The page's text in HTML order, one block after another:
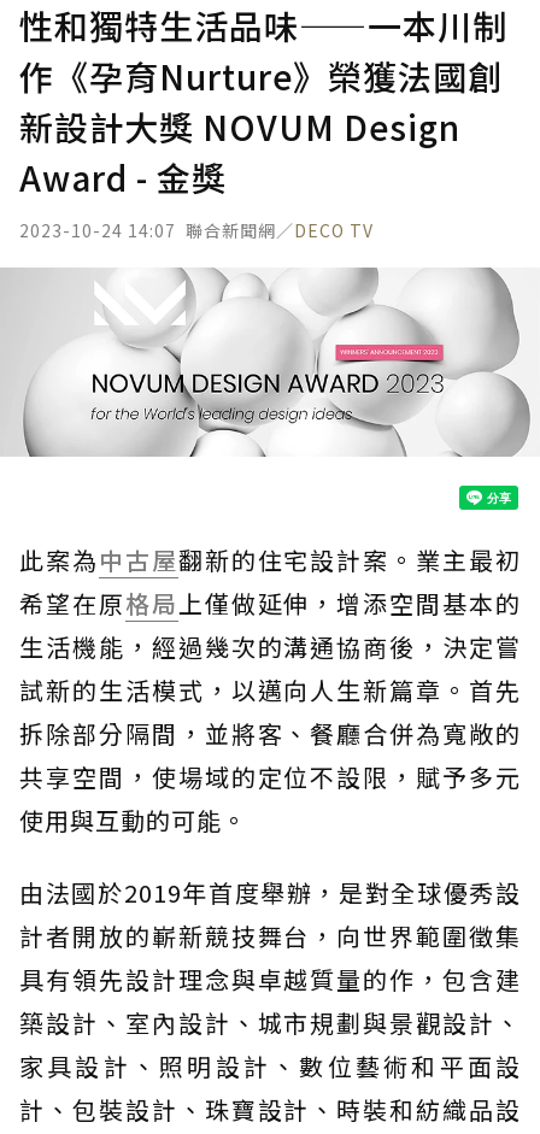
性和獨特生活品味——一本川制
作《孕育Nurture》榮獲法國創
新設計大獎 NOVUM Design
Award - 金獎
2023-10-24 14:07 聯合新聞網／DECO TV
此案為中古屋翻新的住宅設計案。業主最初
希望在原格局上僅做延伸，增添空間基本的
生活機能，經過幾次的溝通協商後，決定嘗
試新的生活模式，以邁向人生新篇章。首先
拆除部分隔間，並將客、餐廳合併為寬敞的
共享空間，使場域的定位不設限，賦予多元
使用與互動的可能。
由法國於2019年首度舉辦，是對全球優秀設
計者開放的嶄新競技舞台，向世界範圍徵集
具有領先設計理念與卓越質量的作，包含建
築設計、室內設計、城市規劃與景觀設計、
家具設計、照明設計、數位藝術和平面設
計、包裝設計、珠寶設計、時裝和紡織品設